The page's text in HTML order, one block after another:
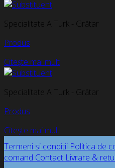
Specialitate A Turk - Grătar
Produs
Citește mai mult
Specialitate A Turk - Grătar
Produs
Citește mai mult
Termeni si conditii Politica de
comand Contact Livrare &